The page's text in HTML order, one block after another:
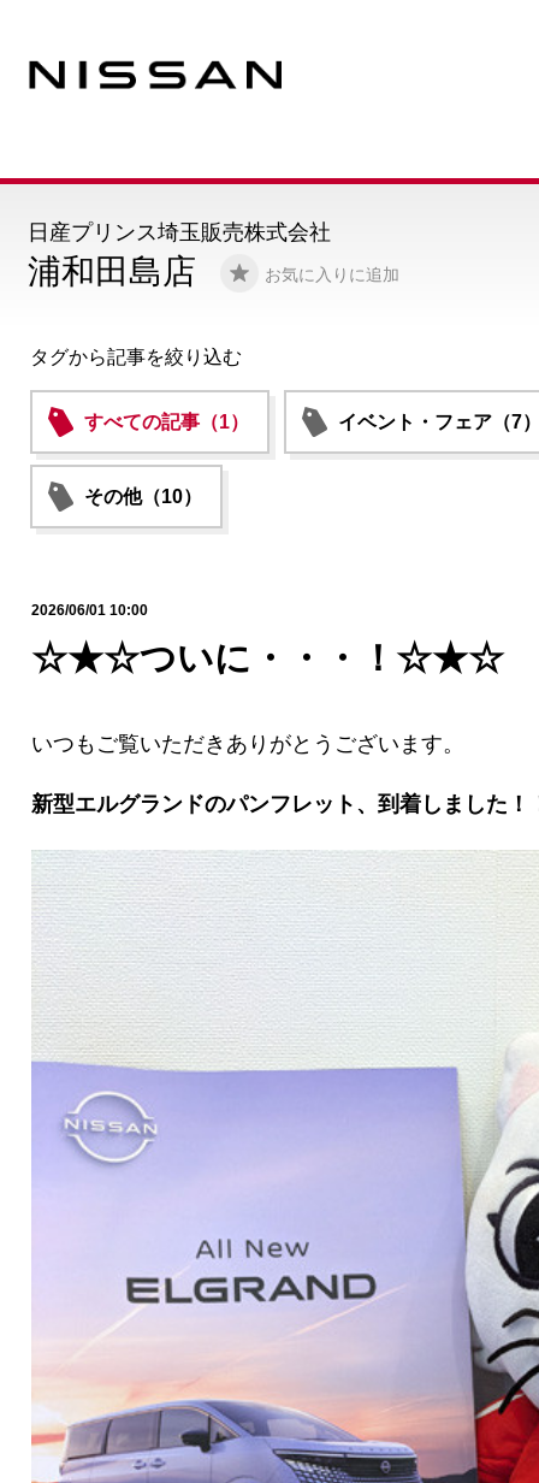
浦和田島店 お気に入りに追加
日産プリンス埼玉販売株式会社
タグから記事を絞り込む
すべての記事（1） イベント・フェア（7
その他（10）
2026/06/01 10:00
☆★☆ついに・・・！☆★☆
いつもご覧いただきありがとうございます。
新型エルグランドのパンフレット、到着しました！